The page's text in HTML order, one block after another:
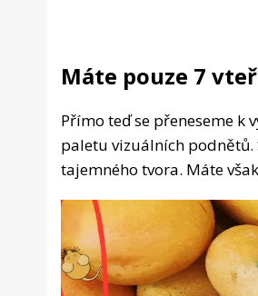
Máte pouze 7
Přímo teď se přeneseme k
paletu vizuálních
tajemného tvora. Máte